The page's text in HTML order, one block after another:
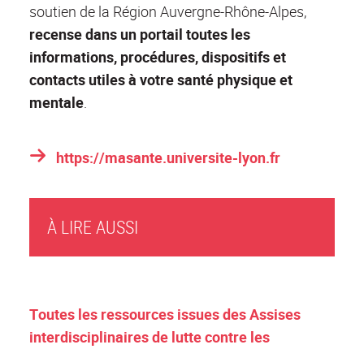
À LIRE AUSSI
Toutes les ressources issues des Assises
interdisciplinaires de lutte contre les
soutien de la Région Auvergne-Rhône-Alpes,
recense dans un portail toutes les
informations, procédures, dispositifs et
contacts utiles à votre santé physique et
mentale.
https://masante.universite-lyon.fr